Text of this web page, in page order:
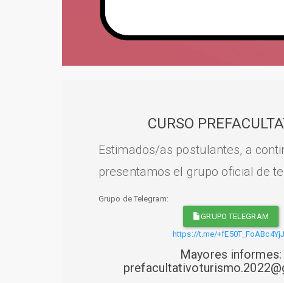
CURSO
Estimados/as postulantes, a
presentamos el grupo oficial de
Grupo de Telegram:
GRUPO TELEGRAM
https://t.me/
Mayores informes: